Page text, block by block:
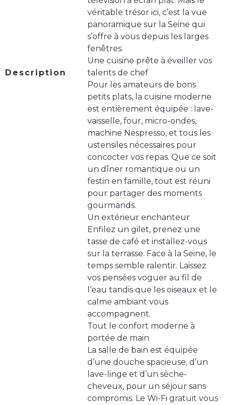
Description
véritable trésor ici, c’est la vue
panoramique sur la Seine qui
s’offre à vous depuis les larges
fenêtres.
Une cuisine prête à éveiller vos
talents de chef
Pour les amateurs de bons
petits plats, la cuisine moderne
est entièrement équipée : lave-
vaisselle, four, micro-ondes,
machine Nespresso, et tous les
ustensiles nécessaires pour
concocter vos repas. Que ce soit
un dîner romantique ou un
festin en famille, tout est réuni
pour partager des moments
gourmands.
Un extérieur enchanteur
Enfilez un gilet, prenez une
tasse de café et installez-vous
sur la terrasse. Face à la Seine, le
temps semble ralentir. Laissez
vos pensées voguer au fil de
l’eau tandis que les oiseaux et le
calme ambiant vous
accompagnent.
Tout le confort moderne à
portée de main
La salle de bain est équipée
d’une douche spacieuse, d’un
lave-linge et d’un sèche-
cheveux, pour un séjour sans
compromis. Le Wi-Fi gratuit vous